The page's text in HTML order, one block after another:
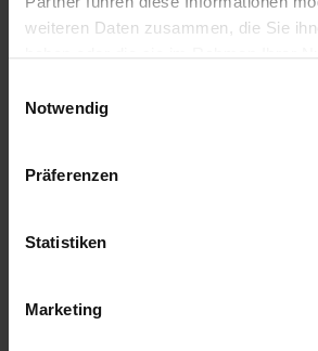
weiteren Daten zusammen, die Sie
Notwendig
Präferenzen
Statistiken
Marketing
Empfohlenes